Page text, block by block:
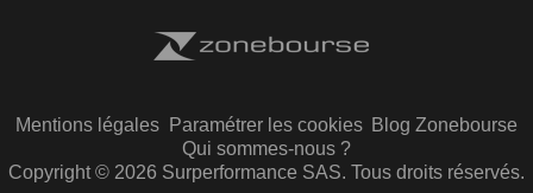
Mentions légales Paramétrer les cookies Blog Zonebourse
Qui sommes-nous ?
Copyright © 2026 Surperformance SAS. Tous droits réservés.